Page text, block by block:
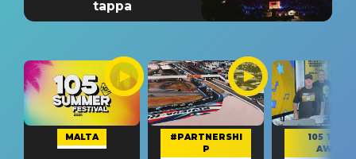
tappa
MALTA
#PARTNERSHI
P
105 TAKE
AWAY